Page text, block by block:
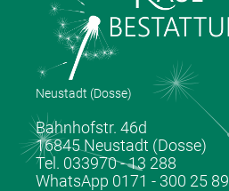
Neustadt (Dosse)
Bahnhofstr. 46d
16845 Neustadt (Dosse)
Tel. 033970 - 13 288
WhatsApp 0171 - 300 25 89